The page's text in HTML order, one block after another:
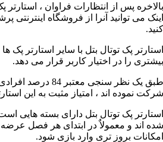
بالاخره پس از انتظارات فراوان ،
اینک می توانید آنرا از فروشگاه
کنید.
استارتر پک توتال بتل با سایر استارتر پک
بیشتری را در اختیار کاربر قرار می دهد.
طبق یک نظر سنجی
شرکت نموده اند ، امتیاز مثبت به این
استارتر پک توتال بتل دارای بسته هایی
شده اند و معمولاٌ در ابتدای هر فصل عرضه
امکانات بروز تری وارد بازی شود.